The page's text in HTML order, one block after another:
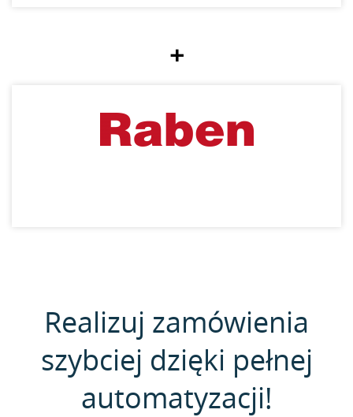
+
Realizuj zamówienia
szybciej dzięki pełnej
automatyzacji!